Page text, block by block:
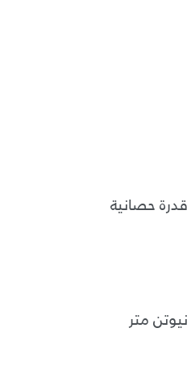
قدرة حصانية
نيوتن متر